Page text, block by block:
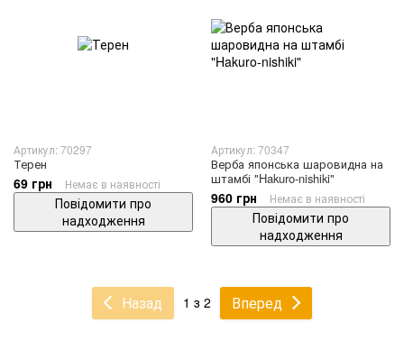
Артикул: 70297
Терен
69 грн Немає в наявності
Повідомити про
надходження
Артикул: 70347
Верба японська шаровидна на
штамбі "Hakuro-nishiki"
960 грн Немає в наявності
Повідомити про
надходження
Назад 1 з 2 Вперед